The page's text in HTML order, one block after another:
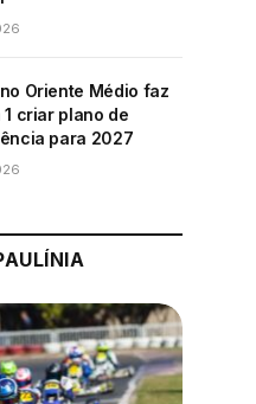
Oriente Médio faz
criar plano de
para 2027